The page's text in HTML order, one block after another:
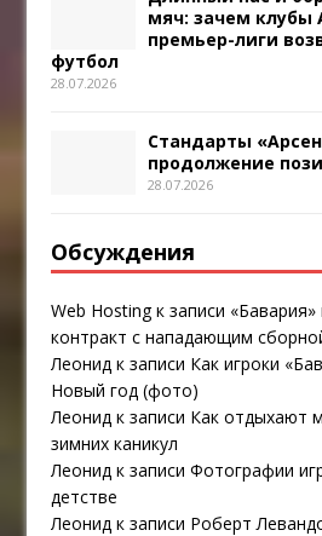
мяч: зачем клубы
премьер-лиги
футбол
28.07.2026
Стандарты
продолжение
28.07.2026
Обсуждения
Web Hostingк записи
контракт с нападающим
Леонид к записи Как игроки
Новый год (фото)
Леонид к записи Как отдыхают
зимних каникул
Леонид к записиФотографии
детстве
Леонид к записи Роберт